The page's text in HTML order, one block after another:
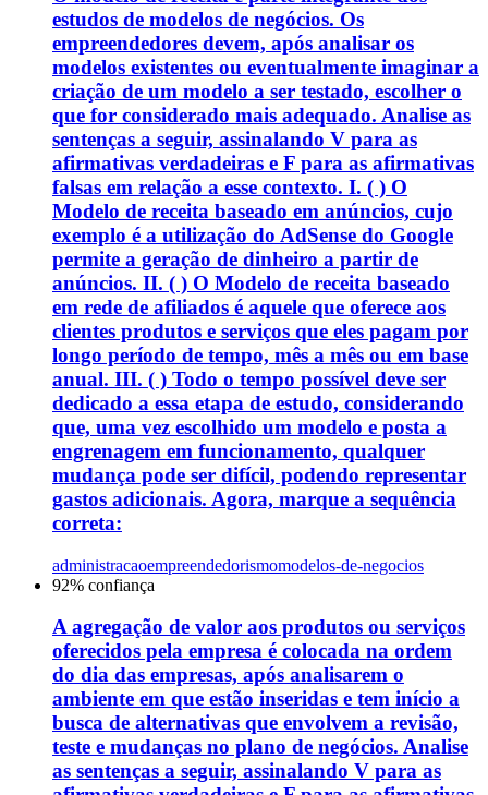
estudos de modelos de negócios. Os
empreendedores devem, após analisar os
modelos existentes ou eventualmente imaginar a
criação de um modelo a ser testado, escolher o
que for considerado mais adequado. Analise as
sentenças a seguir, assinalando V para as
afirmativas verdadeiras e F para as afirmativas
falsas em relação a esse contexto. I. ( ) O
Modelo de receita baseado em anúncios, cujo
exemplo é a utilização do AdSense do Google
permite a geração de dinheiro a partir de
anúncios. II. ( ) O Modelo de receita baseado
em rede de afiliados é aquele que oferece aos
clientes produtos e serviços que eles pagam por
longo período de tempo, mês a mês ou em base
anual. III. ( ) Todo o tempo possível deve ser
dedicado a essa etapa de estudo, considerando
que, uma vez escolhido um modelo e posta a
engrenagem em funcionamento, qualquer
mudança pode ser difícil, podendo representar
gastos adicionais. Agora, marque a sequência
correta:
administracaoempreendedorismomodelos-de-negocios
92% confiança
A agregação de valor aos produtos ou serviços
oferecidos pela empresa é colocada na ordem
do dia das empresas, após analisarem o
ambiente em que estão inseridas e tem início a
busca de alternativas que envolvem a revisão,
teste e mudanças no plano de negócios. Analise
as sentenças a seguir, assinalando V para as